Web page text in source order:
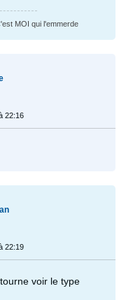
MOI qui l'emmerde
22:16
22:19
voir le type